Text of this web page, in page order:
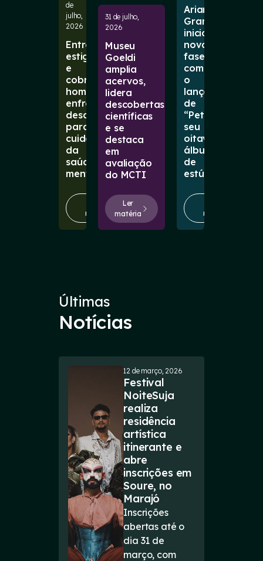
de
julho,
2026
Entre
estigmas
e
cobranças,
homens
enfrentam
desafios
para
cuidar
da
saúde
mental
matéria
31 de julho,
2026
Museu
Goeldi
amplia
acervos,
lidera
descobertas
científicas
e se
destaca
em
avaliação
do MCTI
Ler
matéria
Ariana
Grande
inicia
nova
fase
com
o
lançamento
de
“Petal”,
seu
oitavo
álbum
de
estúdio
matéria
Últimas
Notícias
12 de março, 2026
Festival
NoiteSuja
realiza
residência
artística
itinerante e
abre
inscrições em
Soure, no
Marajó
Inscrições
abertas até o
dia 31 de
março, com